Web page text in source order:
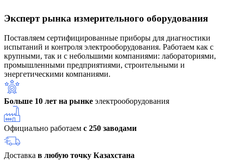
Эксперт рынка измерительного оборудования
Поставляем сертифицированные приборы для диагностики
испытаний и контроля электрооборудования. Работаем как с
крупными, так и с небольшими компаниями: лабораториями,
промышленными предприятиями, строительными и
энергетическими компаниями.
Больше 10 лет на рынке электрооборудования
Официально работаем с 250 заводами
Доставка в любую точку Казахстана